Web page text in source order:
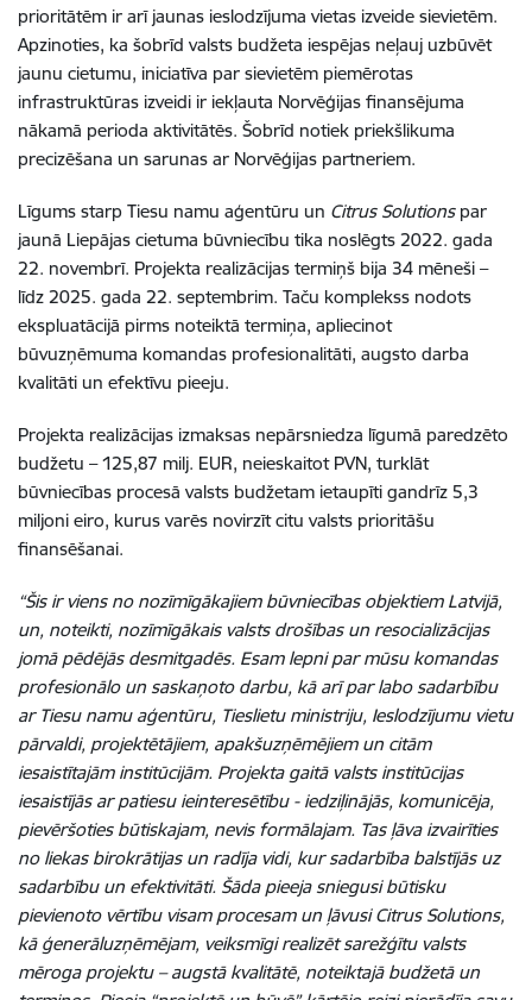
prioritātēm ir arī jaunas ieslodzījuma vietas izveide sievietēm.
Apzinoties, ka šobrīd valsts budžeta iespējas neļauj uzbūvēt
jaunu cietumu, iniciatīva par sievietēm piemērotas
infrastruktūras izveidi ir iekļauta Norvēģijas finansējuma
nākamā perioda aktivitātēs. Šobrīd notiek priekšlikuma
precizēšana un sarunas ar Norvēģijas partneriem.
Līgums starp Tiesu namu aģentūru un Citrus Solutionspar
jaunā Liepājas cietuma būvniecību tika noslēgts 2022. gada
22. novembrī. Projekta realizācijas termiņš bija 34 mēneši –
līdz 2025. gada 22. septembrim. Taču komplekss nodots
ekspluatācijā pirms noteiktā termiņa, apliecinot
būvuzņēmuma komandas profesionalitāti, augsto darba
kvalitāti un efektīvu pieeju.
Projekta realizācijas izmaksas nepārsniedza līgumā paredzēto
budžetu – 125,87 milj. EUR, neieskaitot PVN, turklāt
būvniecības procesā valsts budžetam ietaupīti gandrīz 5,3
miljoni eiro, kurus varēs novirzīt citu valsts prioritāšu
finansēšanai.
“Šis ir viens no nozīmīgākajiem būvniecības objektiem Latvijā,
un, noteikti, nozīmīgākais valsts drošības un resocializācijas
jomā pēdējās desmitgadēs. Esam lepni par mūsu komandas
profesionālo un saskaņoto darbu, kā arī par labo sadarbību
ar Tiesu namu aģentūru, Tieslietu ministriju, Ieslodzījumu vietu
pārvaldi, projektētājiem, apakšuzņēmējiem un citām
iesaistītajām institūcijām. Projekta gaitā valsts institūcijas
iesaistījās ar patiesu ieinteresētību - iedziļinājās, komunicēja,
pievēršoties būtiskajam, nevis formālajam. Tas ļāva izvairīties
no liekas birokrātijas un radīja vidi, kur sadarbība balstījās uz
sadarbību un efektivitāti. Šāda pieeja sniegusi būtisku
pievienoto vērtību visam procesam un ļāvusi Citrus Solutions,
kā ģenerāluzņēmējam, veiksmīgi realizēt sarežģītu valsts
mēroga projektu – augstā kvalitātē, noteiktajā budžetā un